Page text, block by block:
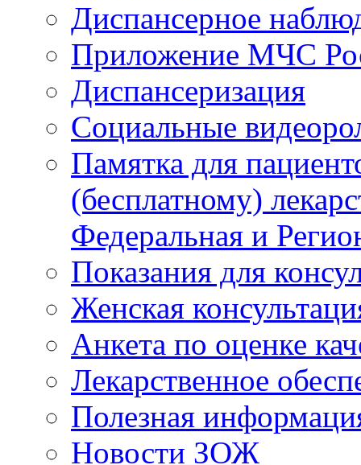
Диспансерное
Приложение МЧС
Диспансеризация
Социальные
Памятка для
(бесплатному)
Федеральная и
Показания для
Женская
Анкета по оценке
Лекарственное
Полезная
Новости ЗОЖ